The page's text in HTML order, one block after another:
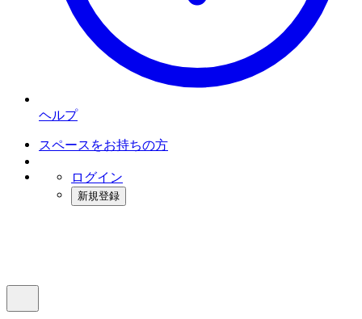
ヘルプ
スペースをお持ちの方
ログイン
新規登録